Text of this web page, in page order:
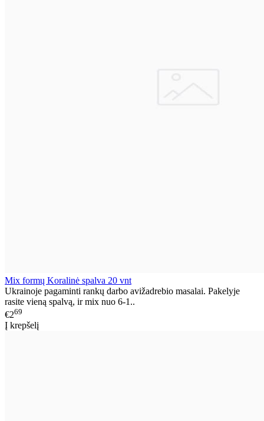
Mix formų Koralinė spalva 20 vnt
Ukrainoje pagaminti rankų darbo avižadrebio masalai. Pakelyje
rasite vieną spalvą, ir mix nuo 6-1..
€269
Į krepšelį